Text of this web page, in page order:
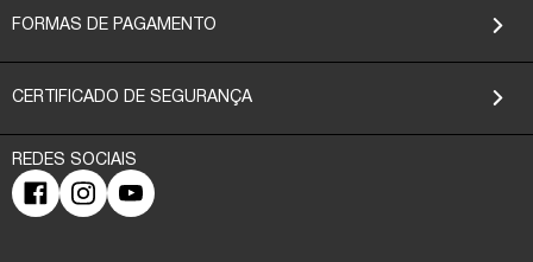
FORMAS DE PAGAMENTO
CERTIFICADO DE SEGURANÇA